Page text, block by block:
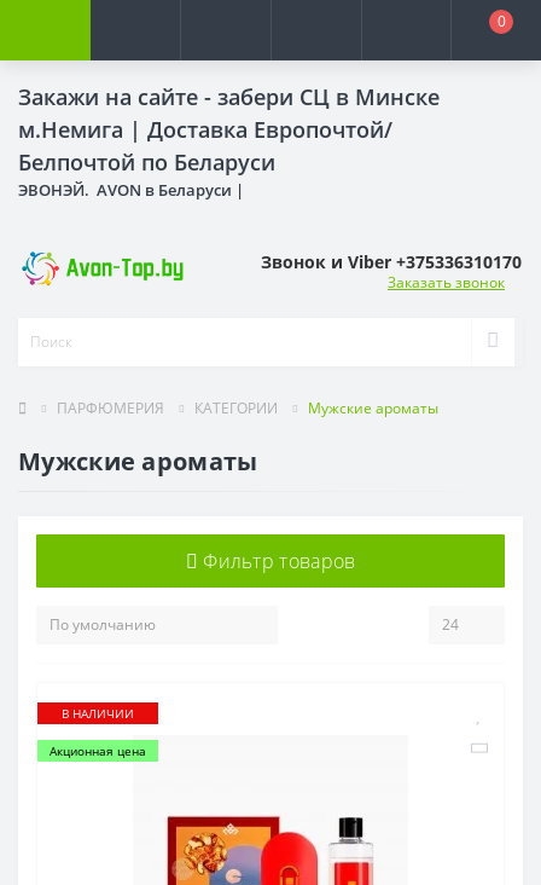
Закажи на сайте - забери СЦ в Минске
м.Немига | Доставка Европочтой/
Белпочтой по Беларуси
ЭВОНЭЙ. AVON в Беларуси |
0
Звонок и Viber +375336310170
Заказать звонок
ПАРФЮМЕРИЯ КАТЕГОРИИ Мужские ароматы
Мужские ароматы
Фильтр товаров
В НАЛИЧИИ
Акционная цена